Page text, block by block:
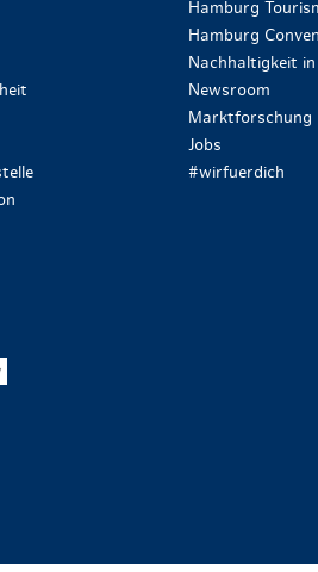
Hamburg
Hamburg
Nachhaltigkeit
Newsroom
Marktforschung
Jobs
#wirfuerdich